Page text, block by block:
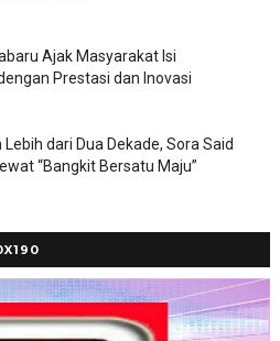
Ajak Masyarakat Isi
Prestasi dan Inovasi
dari Dua Dekade, Sora Said
“Bangkit Bersatu Maju”